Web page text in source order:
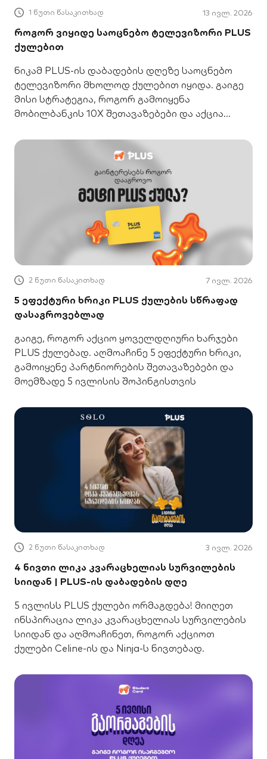
1 წუთი წასაკითხად 13 ივლ. 2026
როგორ ვიყიდე საოცნებო ტელევიზორი PLUS
ქულებით
ნიკამ PLUS-ის დაბადების დღეზე საოცნებო
ტელევიზორი მხოლოდ ქულებით იყიდა. გაიგე
მისი სტრატეგია, როგორ გამოიყენა
მობილბანკის 10X შეთავაზებები და აქცია
2 წუთი წასაკითხად 7 ივლ. 2026
5 ეფექტური ხრიკი PLUS ქულების სწრაფად
დასაგროვებლად
გაიგე, როგორ აქციო ყოველდღიური ხარჯები
PLUS ქულებად. აღმოაჩინე 5 ეფექტური ხრიკი,
გამოიყენე პარტნიორების შეთავაზებები და
მოემზადე 5 ივლისის შოპინგისთვის
2 წუთი წასაკითხად 3 ივლ. 2026
4 ნივთი ლიკა კვარაცხელიას სურვილების
სიიდან | PLUS-ის დაბადების დღე
5 ივლისს PLUS ქულები ორმაგდება! მიიღეთ
ინსპირაცია ლიკა კვარაცხელიას სურვილების
სიიდან და აღმოაჩინეთ, როგორ აქციოთ
ქულები Celine-ის და Ninja-ს ნივთებად.